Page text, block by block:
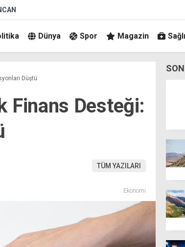
Dünya Spor Magazin
Düştü
Finans Desteği:
TÜM YAZILARI
Ekonomi